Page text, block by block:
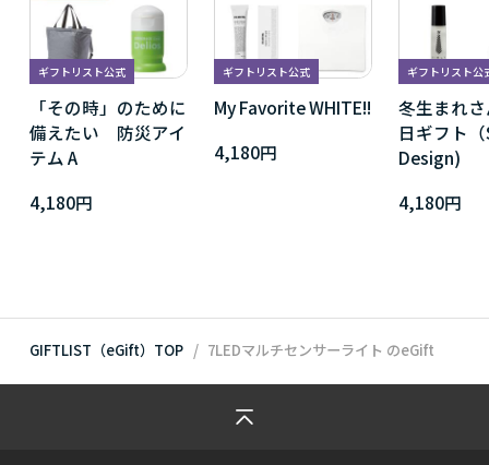
ギフトリスト公式
「その時」のために
備えたい 防災アイ
テム A
4,180円
ギフトリスト公式
My Favorite WHITE!!
4,180円
ギフトリスト公
冬生まれ
日ギフト
Design)
4,180円
GIFTLIST（eGift）TOP 7LEDマルチセンサーライト のeGift